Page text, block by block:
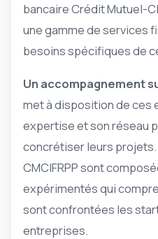
bancaire Crédit Mutuel-
une gamme de services
besoins spécifiques de
Un accompagnement
met à disposition de ces
expertise et son réseau
concrétiser leurs
CMCIFRPP sont
expérimentés qui
sont confrontées les
entreprises.